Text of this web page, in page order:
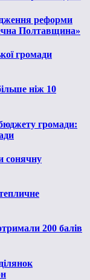
реформи
Полтавщина»
громади
ніж 10
громади:
сонячну
200 балів